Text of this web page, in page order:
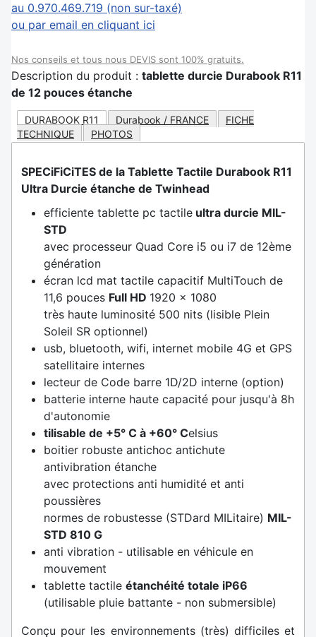
au 0.970.469.719 (non sur-taxé)
ou par email en cliquant ici
Nos conseils et tous nous DEVIS sont 100% gratuits.
Description du produit : tablette durcie Durabook R11
de 12 pouces étanche
DURABOOK R11 Durabook / FRANCE
FICHE
TECHNIQUE
PHOTOS
SPECiFiCiTES de la Tablette Tactile Durabook R11
Ultra Durcie étanche de Twinhead
efficiente tablette pc tactile ultra durcie MIL-
STD
avec processeur Quad Core i5 ou i7 de 12ème
génération
écran lcd mat tactile capacitif MultiTouch de
11,6 pouces Full HD 1920 x 1080
très haute luminosité 500 nits (lisible Plein
Soleil SR optionnel)
usb, bluetooth, wifi, internet mobile 4G et GPS
satellitaire internes
lecteur de Code barre 1D/2D interne (option)
batterie interne haute capacité pour jusqu'à 8h
d'autonomie
tilisable de +5° C à +60° Celsius
boitier robuste antichoc antichute
antivibration étanche
avec protections anti humidité et anti
poussières
normes de robustesse (STDard MILitaire) MIL-
STD 810 G
anti vibration - utilisable en véhicule en
mouvement
tablette tactile étanchéité totale iP66
(utilisable pluie battante - non submersible)
Conçu pour les environnements (très) difficiles et